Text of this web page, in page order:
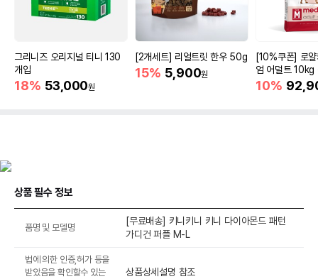
그리니즈 오리지널 티니 130
개입
18% 53,000원
[2개세트] 리얼트릿 한우 50g
15% 5,900원
[10%쿠폰] 로
엄 어덜트 10kg
증진
10%
상품 필수 정보
품명 및 모델명
[무료배송] 키니키니 키니 다이아몬드 패턴
가디건 퍼플 M-L
법에 의한 인증,허가 등을
받았음을 확인할수 있는
상품상세설명 참조